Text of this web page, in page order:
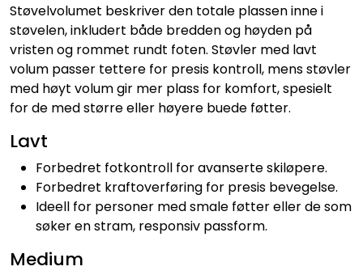
Støvelvolumet beskriver den totale plassen inne i
støvelen, inkludert både bredden og høyden på
vristen og rommet rundt foten. Støvler med lavt
volum passer tettere for presis kontroll, mens støvler
med høyt volum gir mer plass for komfort, spesielt
for de med større eller høyere buede føtter.
Lavt
Forbedret fotkontroll for avanserte skiløpere.
Forbedret kraftoverføring for presis bevegelse.
Ideell for personer med smale føtter eller de som
søker en stram, responsiv passform.
Medium